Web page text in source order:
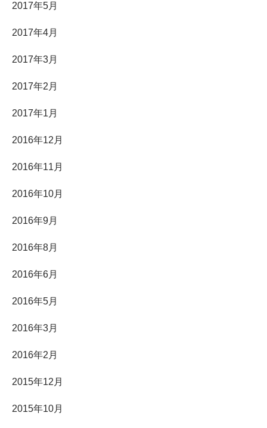
2017年5月
2017年4月
2017年3月
2017年2月
2017年1月
2016年12月
2016年11月
2016年10月
2016年9月
2016年8月
2016年6月
2016年5月
2016年3月
2016年2月
2015年12月
2015年10月